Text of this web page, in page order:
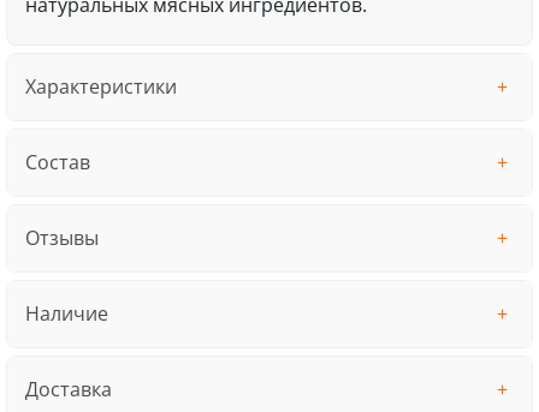
Характеристики
Состав
Отзывы
Наличие
Доставка